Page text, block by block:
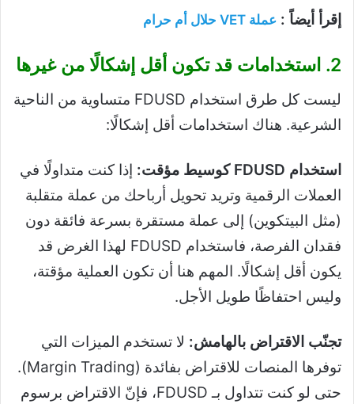
إقرأ أيضاً : عملة VET حلال أم حرام
2. استخدامات قد تكون أقل إشكالًا من غيرها
ليست كل طرق استخدام FDUSD متساوية من الناحية
الشرعية. هناك استخدامات أقل إشكالًا:
استخدام FDUSD كوسيط مؤقت:
إذا كنت متداولًا في
العملات الرقمية وتريد تحويل أرباحك من عملة متقلبة
(مثل البيتكوين) إلى عملة مستقرة بسرعة فائقة دون
فقدان الفرصة، فاستخدام FDUSD لهذا الغرض قد
يكون أقل إشكالًا. المهم هنا أن تكون العملية مؤقتة،
وليس احتفاظًا طويل الأجل.
تجنّب الاقتراض بالهامش: لا تستخدم الميزات التي
توفرها المنصات للاقتراض بفائدة (Margin Trading).
حتى لو كنت تتداول بـ FDUSD، فإنّ الاقتراض برسوم